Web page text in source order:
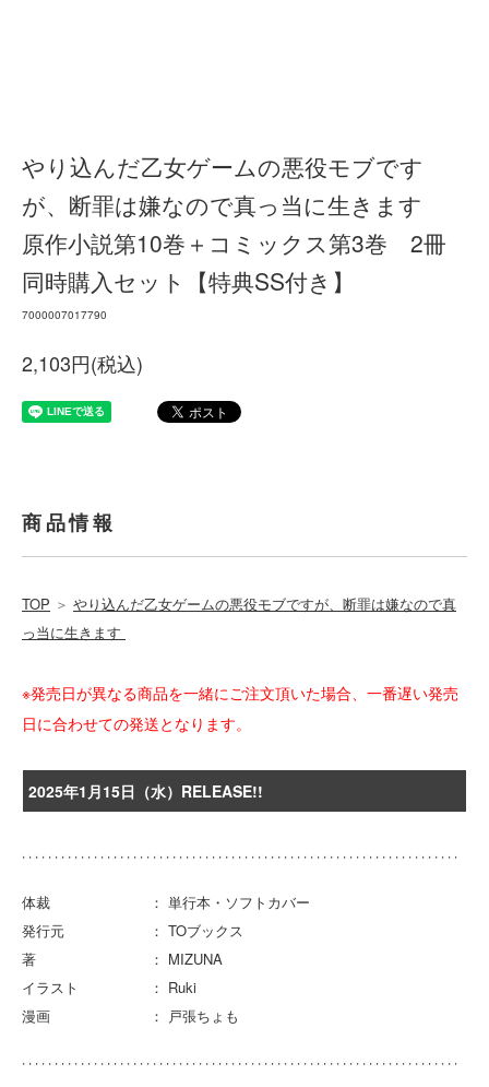
やり込んだ乙女ゲームの悪役モブです
が、断罪は嫌なので真っ当に生きます
原作小説第10巻＋コミックス第3巻 2冊
同時購入セット【特典SS付き】
7000007017790
2,103円(税込)
商品情報
TOP ＞ やり込んだ乙女ゲームの悪役モブですが、断罪は嫌なので真
っ当に生きます
※発売日が異なる商品を一緒にご注文頂いた場合、一番遅い発売
日に合わせての発送となります。
2025年1月15日（水）RELEASE!!
体裁 ： 単行本・ソフトカバー
発行元 ： TOブックス
著 ： MIZUNA
イラスト ： Ruki
漫画 ： 戸張ちょも